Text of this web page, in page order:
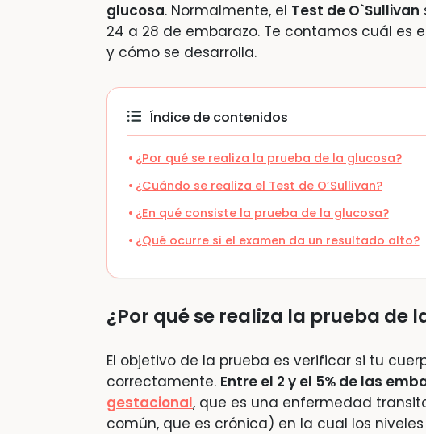
glucosa. Normalmente, el Test de O`Sullivan
24 a 28 de embarazo. Te contamos cuál es
y cómo se desarrolla.
Índice de contenidos
¿Por qué se realiza la prueba de la glucosa?
¿Cuándo se realiza el Test de O’Sullivan?
¿En qué consiste la prueba de la glucosa?
¿Qué ocurre si el examen da un resultado alto?
¿Por qué se realiza la prueba de
El objetivo de la prueba es verificar si tu
correctamente. Entre el 2 y el 5% de las
gestacional, que es una enfermedad
común, que es crónica) en la cual los